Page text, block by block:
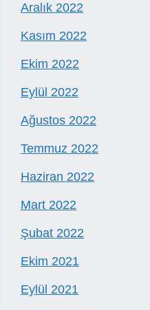
Aralık 2022
Kasım 2022
Ekim 2022
Eylül 2022
Ağustos 2022
Temmuz 2022
Haziran 2022
Mart 2022
Şubat 2022
Ekim 2021
Eylül 2021